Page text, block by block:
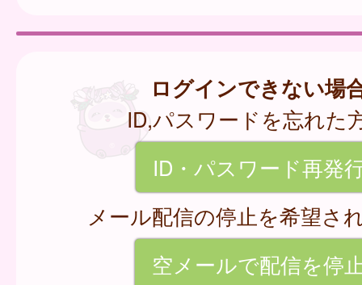
ログインできない場
ID,パスワードを忘れた
ID・パスワード再発
メール配信の停止を希望さ
空メールで配信を停